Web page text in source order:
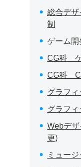
総合デ
制
ゲーム
CG科
CG科
グラフ
グラフ
Webデ
更)
ミュー